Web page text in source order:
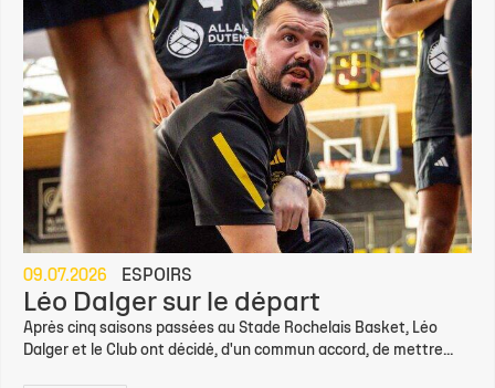
09.07.2026 ESPOIRS
Léo Dalger sur le départ
Après cinq saisons passées au Stade Rochelais Basket, Léo
Dalger et le Club ont décidé, d'un commun accord, de mettre...